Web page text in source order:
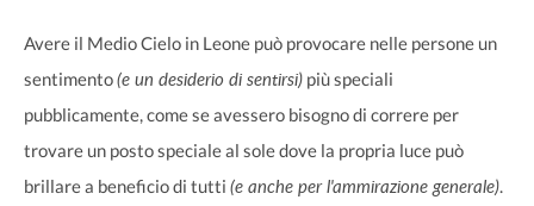
Avere il Medio Cielo in Leone può provocare nelle persone un
sentimento(e un desiderio di sentirsi) più speciali
pubblicamente, come se avessero bisogno di correre per
trovare un posto speciale al sole dove la propria luce può
brillare a beneficio di tutti (e anche per l'ammirazione generale).